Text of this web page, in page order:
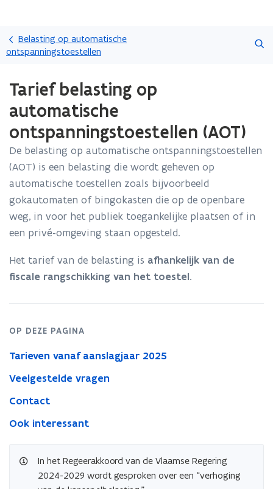
gaan
Belasting op automatische
ontspanningstoestellen
Zoeken
met
laden.
zich
op:
Tarief
belasting
op
automatische
ontspanningstoestellen
Tarief belasting op
automatische
ontspanningstoestellen (AOT)
De belasting op automatische ontspanningstoestellen
(AOT) is een belasting die wordt geheven op
automatische toestellen zoals bijvoorbeeld
gokautomaten of bingokasten die op de openbare
weg, in voor het publiek toegankelijke plaatsen of in
een privé-omgeving staan opgesteld.
Het tarief van de belasting is afhankelijk van de
fiscale rangschikking van het toestel.
OP DEZE PAGINA
Tarieven vanaf aanslagjaar 2025
Veelgestelde vragen
Contact
Ook interessant
In het Regeerakkoord van de Vlaamse Regering
2024-2029 wordt gesproken over een “verhoging